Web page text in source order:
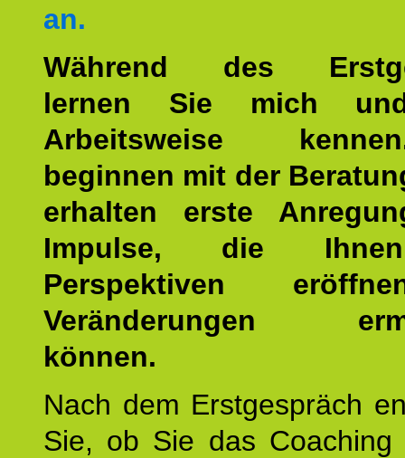
an.
Während des
lernen Sie mich
Arbeitsweise
beginnen mit der
erhalten erste
Impulse, die
Perspektiven
Veränderungen
können.
Nach dem Erstgespräch
Sie, ob Sie das Coaching